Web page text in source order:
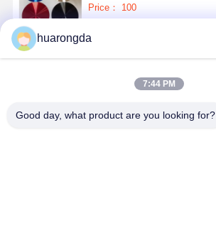
Price： 100
huarongda
7:44 PM
Good day, what product are you looking for?